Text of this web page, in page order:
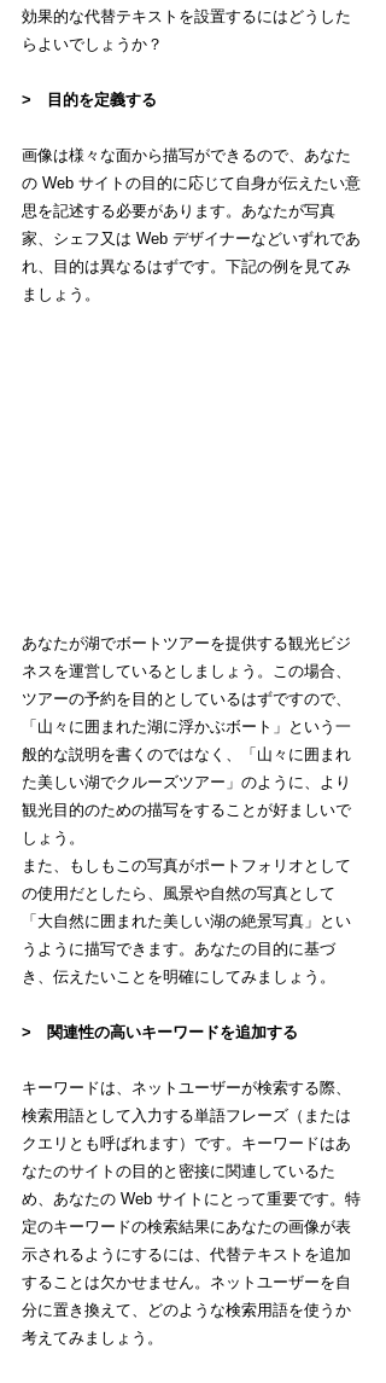
効果的な代替テキストを設置するにはどうした
らよいでしょうか？
>　目的を定義する
画像は様々な面から描写ができるので、あなた
の Web サイトの目的に応じて自身が伝えたい意
思を記述する必要があります。あなたが写真
家、シェフ又は Web デザイナーなどいずれであ
れ、目的は異なるはずです。下記の例を見てみ
ましょう。
あなたが湖でボートツアーを提供する観光ビジ
ネスを運営しているとしましょう。この場合、
ツアーの予約を目的としているはずですので、
「山々に囲まれた湖に浮かぶボート」という一
般的な説明を書くのではなく、「山々に囲まれ
た美しい湖でクルーズツアー」のように、より
観光目的のための描写をすることが好ましいで
しょう。
また、もしもこの写真がポートフォリオとして
の使用だとしたら、風景や自然の写真として
「大自然に囲まれた美しい湖の絶景写真」とい
うように描写できます。あなたの目的に基づ
き、伝えたいことを明確にしてみましょう。
>　関連性の高いキーワードを追加する
キーワードは、ネットユーザーが検索する際、
検索用語として入力する単語フレーズ（または
クエリとも呼ばれます）です。キーワードはあ
なたのサイトの目的と密接に関連しているた
め、あなたの Web サイトにとって重要です。特
定のキーワードの検索結果にあなたの画像が表
示されるようにするには、代替テキストを追加
することは欠かせません。ネットユーザーを自
分に置き換えて、どのような検索用語を使うか
考えてみましょう。